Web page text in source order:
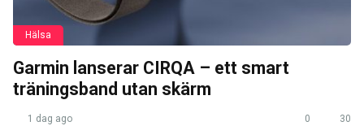
Hälsa
Garmin lanserar CIRQA – ett smart
träningsband utan skärm
1 dag ago 0 30